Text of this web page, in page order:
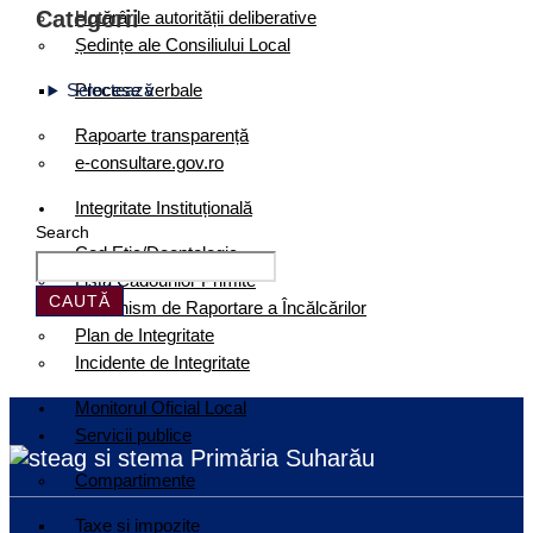
Hotărârile autorității deliberative
Ședințe ale Consiliului Local
Procese verbale
Rapoarte transparență
e-consultare.gov.ro
Integritate Instituțională
Cod Etic/Deontologic
Lista Cadourilor Primite
Mecanism de Raportare a Încălcărilor
Plan de Integritate
Incidente de Integritate
Monitorul Oficial Local
Servicii publice
Compartimente
Taxe și impozite
Categorii
Selectează
Search
CAUTĂ
Primăria Suharău